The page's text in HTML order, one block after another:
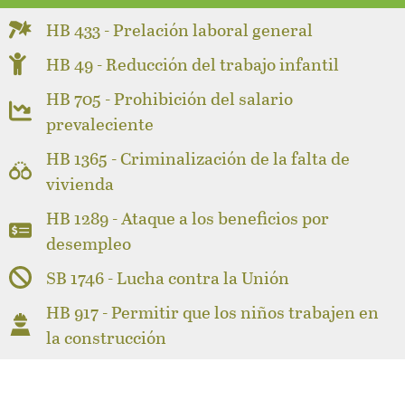
HB 433 - Prelación laboral general
HB 49 - Reducción del trabajo infantil
HB 705 - Prohibición del salario
prevaleciente
HB 1365 - Criminalización de la falta de
vivienda
HB 1289 - Ataque a los beneficios por
desempleo
SB 1746 - Lucha contra la Unión
HB 917 - Permitir que los niños trabajen en
la construcción